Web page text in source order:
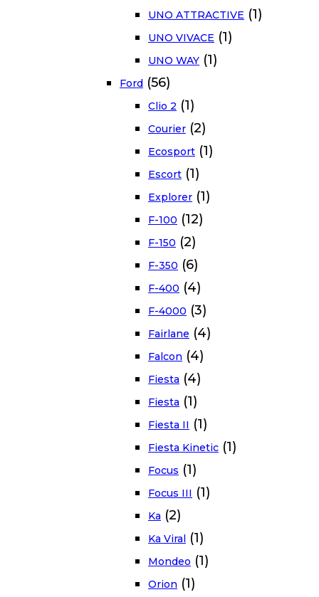
UNO ATTRACTIVE (1)
UNO VIVACE (1)
UNO WAY (1)
Ford (56)
Clio 2 (1)
Courier (2)
Ecosport (1)
Escort (1)
Explorer (1)
F-100 (12)
F-150 (2)
F-350 (6)
F-400 (4)
F-4000 (3)
Fairlane (4)
Falcon (4)
Fiesta (4)
Fiesta (1)
Fiesta II (1)
Fiesta Kinetic (1)
Focus (1)
Focus III (1)
Ka (2)
Ka Viral (1)
Mondeo (1)
Orion (1)